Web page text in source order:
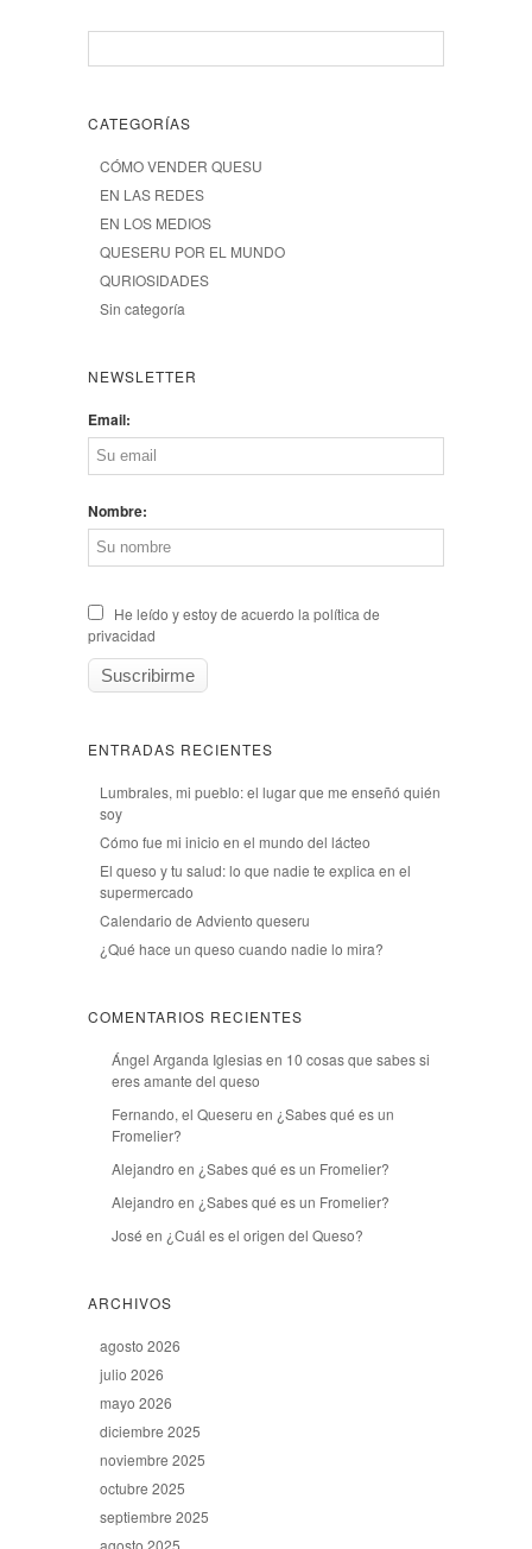
CATEGORÍAS
CÓMO VENDER QUESU
EN LAS REDES
EN LOS MEDIOS
QUESERU POR EL MUNDO
QURIOSIDADES
Sin categoría
NEWSLETTER
Email:
Nombre:
He leído y estoy de acuerdo la política de
privacidad
ENTRADAS RECIENTES
Lumbrales, mi pueblo: el lugar que me enseñó quién
soy
Cómo fue mi inicio en el mundo del lácteo
El queso y tu salud: lo que nadie te explica en el
supermercado
Calendario de Adviento queseru
¿Qué hace un queso cuando nadie lo mira?
COMENTARIOS RECIENTES
Ángel Arganda Iglesiasen 10 cosas que sabes si
eres amante del queso
Fernando, el Queseru en ¿Sabes qué es un
Fromelier?
Alejandro en ¿Sabes qué es un Fromelier?
Alejandro en ¿Sabes qué es un Fromelier?
José en ¿Cuál es el origen del Queso?
ARCHIVOS
agosto 2026
julio 2026
mayo 2026
diciembre 2025
noviembre 2025
octubre 2025
septiembre 2025
agosto 2025